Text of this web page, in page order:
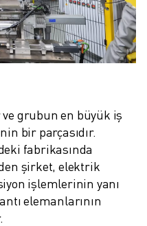
grubun en büyük iş
bir parçasıdır.
fabrikasında
şirket, elektrik
işlemlerinin yanı
elemanlarının